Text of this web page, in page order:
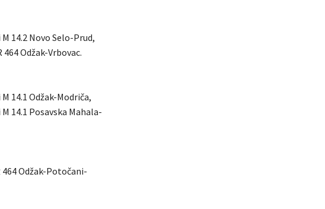
14.2 Novo Selo-Prud,
Odžak-Vrbovac.
14.1 Odžak-Modriča,
14.1 Posavska Mahala-
Odžak-Potočani-